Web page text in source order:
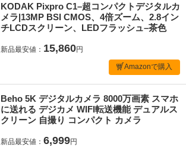
KODAK Pixpro C1–超コンパクトデジタルカ
メラ|13MP BSI CMOS、4倍ズーム、2.8イン
チLCDスクリーン、LEDフラッシュ–茶色
新品最安値： 15,860円
Amazonで購入
Beho 5K デジタルカメラ 8000万画素 スマホ
に送れる デジカメ WIFI転送機能 デュアルス
クリーン 自撮り コンパクト カメラ
新品最安値： 6,999円